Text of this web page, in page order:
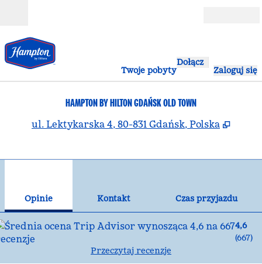
Twoje pobyty
Dołącz
Zaloguj się
HAMPTON BY HILTON GDAŃSK OLD TOWN
ul. Lektykarska 4, 80-831 Gdańsk, Polska ,
Opinie Kontakt
Czas przyjazdu
4,6
(667)
Przeczytaj recenzje